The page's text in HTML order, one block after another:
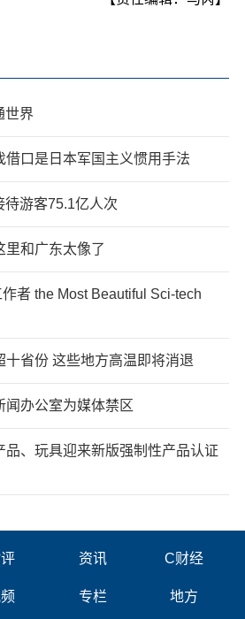
世界
借口是日本军国主义惯用手法
游客75.1亿人次
里和广东太像了
者 the Most Beautiful Sci-tech
十省份 这些地方高温即将消退
闻办公室为媒体禁区
品、玩具迎来新版强制性产品认证
资讯 C财经
专栏 地方